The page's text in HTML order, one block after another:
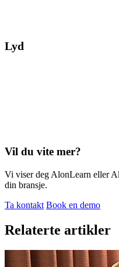
Lyd
Vil du vite mer?
Vi viser deg AlonLearn eller
din bransje.
Ta kontakt Book en demo
Relaterte artikler